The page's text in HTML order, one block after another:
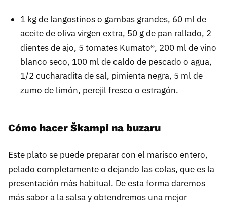
1 kg de langostinos o gambas grandes, 60 ml de
aceite de oliva virgen extra, 50 g de pan rallado, 2
dientes de ajo, 5 tomates Kumato®, 200 ml de vino
blanco seco, 100 ml de caldo de pescado o agua,
1/2 cucharadita de sal, pimienta negra, 5 ml de
zumo de limón, perejil fresco o estragón.
Cómo hacer Škampi na buzaru
Este plato se puede preparar con el marisco entero,
pelado completamente o dejando las colas, que es la
presentación más habitual. De esta forma daremos
más sabor a la salsa y obtendremos una mejor